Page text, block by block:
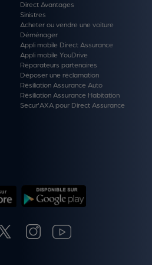
Direct Avantages
Sinistres
Acheter ou vendre une voiture
Déménager
Appli mobile Direct Assurance
Appli mobile YouDrive
Réparateurs partenaires
Déposer une réclamation
Résiliation Assurance Auto
Résiliation Assurance Habitation
Secur'AXA pour Direct Assurance